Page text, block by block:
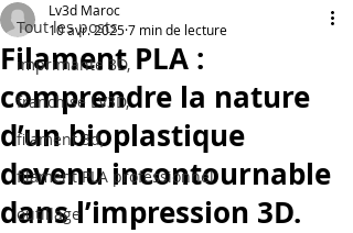
Tout les posts
imprimante 3D,
franchise LV3D,
filament 3d,
filament PLA professionnel
outillage
Filament PLA :
comprendre la nature
d’un bioplastique
devenu incontournable
dans l’impression 3D.
Lv3d Maroc
10 avr. 20257 min de lecture